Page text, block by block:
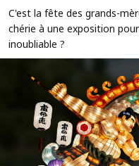
C'est la fête des grands-
chérie à une exposition
inoubliable ?